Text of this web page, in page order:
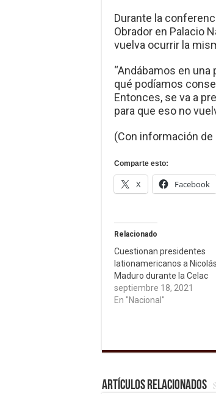
Durante la
Obrador en Palacio
vuelva ocurrir la
“Andábamos en
qué podíamos
Entonces, se va a
para que eso no
(Con información de
Comparte esto:
X Facebook
Relacionado
Cuestionan presidentes
lationamericanos a Nicolás
Maduro durante la Celac
septiembre 18, 2021
En "Nacional"
Artículos relacionados